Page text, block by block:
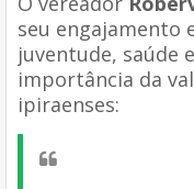
seu engajamento
juventude, saúde
importância da
ipiraenses: